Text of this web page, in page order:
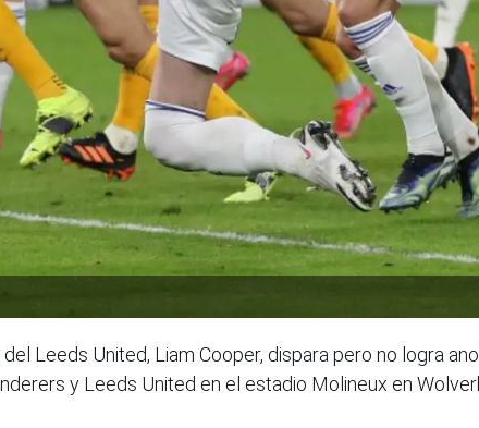
Leeds United, Liam Cooper, dispara pero no logra
y Leeds United en el estadio Molineux en